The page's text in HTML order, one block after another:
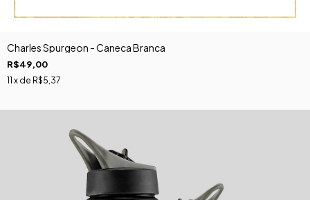
Charles Spurgeon - Caneca Branca
R$49,00
11 x de R$5,37